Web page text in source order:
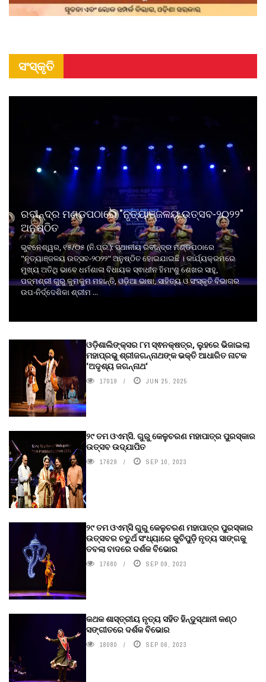
ସଂସ୍କୃତି
ରବୀନ୍ଦ୍ର ମଣ୍ଡପଠାରେ "ନୃତ୍ୟାଞ୍ଜଳୟ ଉତ୍ସବ-୨୦୨୨"
ଅନୁଷ୍ଠିତ
ଭୁବନେଶ୍ୱର, ୧୫/୦୫ (ନି.ପ୍ର.): ସ୍ଥାନୀୟ ରବୀନ୍ଦ୍ର ମଣ୍ଡପଠାରେ
"ନୃତ୍ୟାଞ୍ଜଳୟ ଉତ୍ସବ-୨୦୨୨" ଅନୁଷ୍ଠିତ ହୋଇଯାଇଛି । କାର୍ଯ୍ୟକ୍ରମରେ
ମୁଖ୍ୟ ଅତିଥି ଭାବେ ଧର୍ମଶାଳା ବିଧାୟକ ସ୍ଵାଧୀନ ହିମାଂଶୁ ଶେଖର ସାହୁ,
ପଦ୍ମଶ୍ରୀ ଗୁରୁ କୁମକୁମ ମହାନ୍ତି, ଓଡ଼ିଆ ଭାଷା, ସାହିତ୍ୟ ଓ ସଂସ୍କୃତି ବିଭାଗର
ଉପ-ନିର୍ଦ୍ଦେଶିକା ଶ୍ରୀମ ...
ଓଡ଼ିଶାଲିଙ୍କ୍ସର ୮ମ ସ୍ଵନକ୍ଷତ୍ର, ଲୁହରେ ଭିଜାଇଲା
ମହାପ୍ରଭୁ ଶ୍ରୀଜଗନ୍ନାଥଙ୍କ ଭକ୍ତି ଆଧାରିତ ନାଟକ
‘ଅଦୃଶ୍ୟ ଜଗନ୍ନାଥ‘
17019 JUN 25, 2025
୨୯ ତମ ଓଏମ୍‌ସି. ଗୁରୁ କେଳୁଚରଣ ମହାପାତ୍ର ପୁରସ୍କାର
ଉତ୍ସବ ଉଦ୍‍ଯାପିତ
17629 SEP 10, 2023
୨୯ ତମ ଓଏମ୍‌ସି ଗୁରୁ କେଳୁଚରଣ ମହାପାତ୍ର ପୁରସ୍କାର
ଉତ୍ସବର ଚତୁର୍ଥ ସଂଧ୍ୟାରେ କୁଚିପୁଡ଼ି ନୃତ୍ୟ ସାଙ୍ଗକୁ
ତବଲା ବାଦରେ ଦର୍ଶକ ବିଭୋର
17680 SEP 09, 2023
କଥକ ଶାସ୍ତ୍ରୀୟ ନୃତ୍ୟ ସହିତ ହିନ୍ଦୁସ୍ଥାନୀ କଣ୍ଠ
ସଙ୍ଗୀତରେ ଦର୍ଶକ ବିଭୋର
18080 SEP 06, 2023